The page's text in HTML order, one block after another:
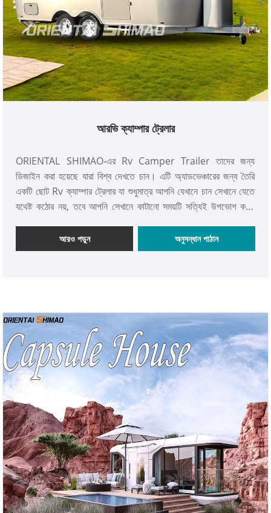
আরভি ক্যাম্পার ট্রেলার
ORIENTAL SHIMAO-এর Rv Camper Trailer তাদের জন্য
ডিজাইন করা হয়েছে যারা বিশ্ব দেখতে চান। এটি অ্যাডভেঞ্চারের জন্য তৈরি
একটি ছোট Rv ক্যাম্পার ট্রেলার যা শুধুমাত্র আপনি যেখানে চান সেখানে যেতে
যথেষ্ট কঠোর নয়, তবে আপনি সেখানে কাটানো সময়টি সত্যিই উপভোগ করার
সপ্তাহ মাউন্টেন বাইক। আপনার ব্যাগ প্যাক করুন এবং আপনি যেখানে যেতে চান
সেখানে যান!
আরও পড়ুন অনুসন্ধান পাঠান